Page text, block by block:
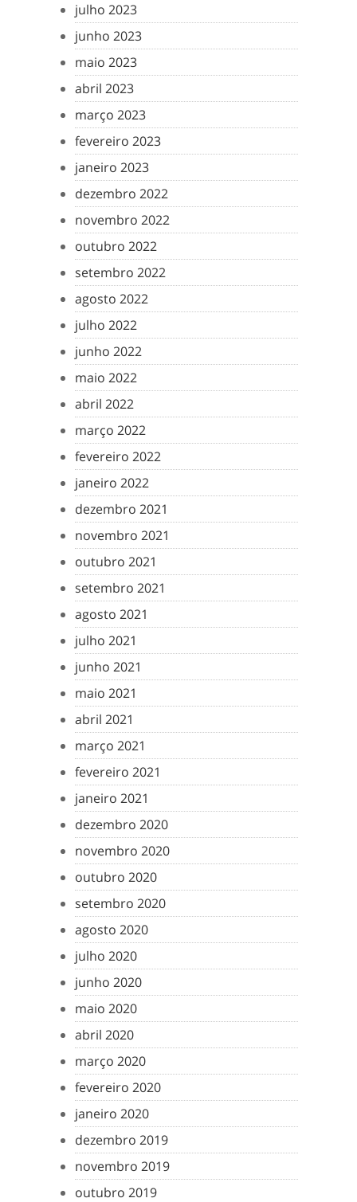
julho 2023
junho 2023
maio 2023
abril 2023
março 2023
fevereiro 2023
janeiro 2023
dezembro 2022
novembro 2022
outubro 2022
setembro 2022
agosto 2022
julho 2022
junho 2022
maio 2022
abril 2022
março 2022
fevereiro 2022
janeiro 2022
dezembro 2021
novembro 2021
outubro 2021
setembro 2021
agosto 2021
julho 2021
junho 2021
maio 2021
abril 2021
março 2021
fevereiro 2021
janeiro 2021
dezembro 2020
novembro 2020
outubro 2020
setembro 2020
agosto 2020
julho 2020
junho 2020
maio 2020
abril 2020
março 2020
fevereiro 2020
janeiro 2020
dezembro 2019
novembro 2019
outubro 2019